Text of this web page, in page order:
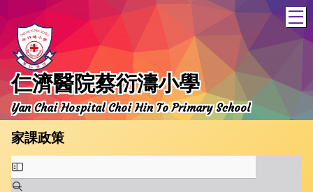
仁濟醫院蔡衍濤小學
Yan Chai Hospital Choi Hin To Primary School
家課政策